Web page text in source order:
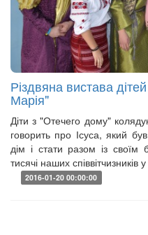
Різдвяна вистава
Марія"
Діти з "Отечего дому"
говорить про Ісуса, який
дім і стати разом із
тисячі наших співвітчизників
2016-01-20 00:00:00